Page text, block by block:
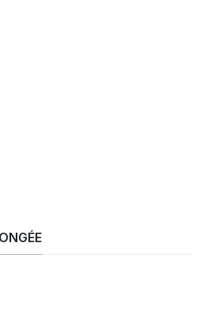
max de remontées au cours d’une